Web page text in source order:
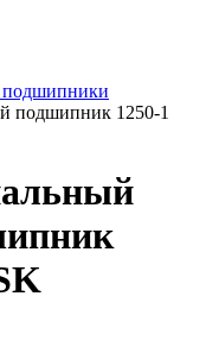
подшипники
подшипник 1250-1